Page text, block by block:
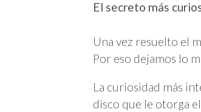
El secreto más
Una vez resuelto el
Por eso dejamos lo
La curiosidad más
disco que le otorga